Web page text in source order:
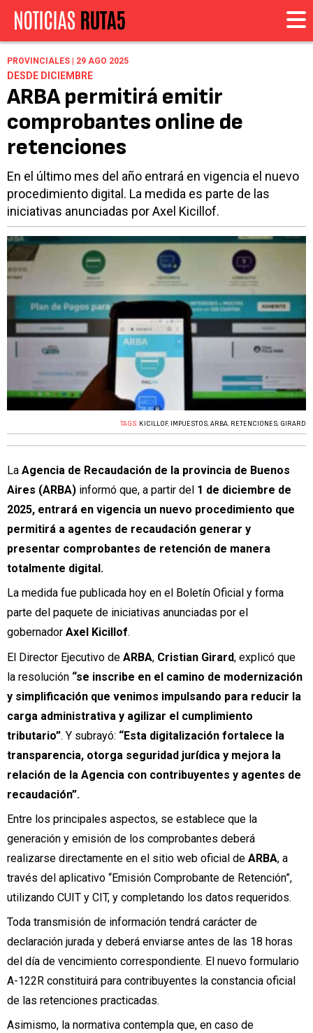
PROVINCIALES | 29 AGO 2025
DESDE DICIEMBRE
ARBA permitirá emitir
comprobantes online de
retenciones
En el último mes del año entrará en vigencia el nuevo
procedimiento digital. La medida es parte de las
iniciativas anunciadas por Axel Kicillof.
TAGS: KICILLOF, IMPUESTOS,ARBA, RETENCIONES, GIRARD
La Agencia de Recaudación de la provincia de Buenos
Aires (ARBA) informó que, a partir del 1 de diciembre de
2025, entrará en vigencia un nuevo procedimiento que
permitirá a agentes de recaudación generar y
presentar comprobantes de retención de manera
totalmente digital.
La medida fue publicada hoy en el Boletín Oficial y forma
parte del paquete de iniciativas anunciadas por el
gobernador Axel Kicillof.
El Director Ejecutivo de ARBA, Cristian Girard, explicó que
la resolución “se inscribe en el camino de modernización
y simplificación que venimos impulsando para reducir la
carga administrativa y agilizar el cumplimiento
tributario”. Y subrayó: “Esta digitalización fortalece la
transparencia, otorga seguridad jurídica y mejora la
relación de la Agencia con contribuyentes y agentes de
recaudación”.
Entre los principales aspectos, se establece que la
generación y emisión de los comprobantes deberá
realizarse directamente en el sitio web oficial de ARBA, a
través del aplicativo “Emisión Comprobante de Retención”,
utilizando CUIT y CIT, y completando los datos requeridos.
Toda transmisión de información tendrá carácter de
declaración jurada y deberá enviarse antes de las 18 horas
del día de vencimiento correspondiente. El nuevo formulario
A-122R constituirá para contribuyentes la constancia oficial
de las retenciones practicadas.
Asimismo, la normativa contempla que, en caso de